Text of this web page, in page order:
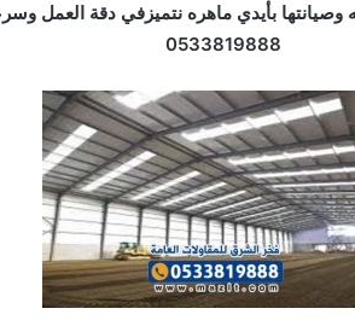
وصيانتها بأيدي ماهره نتميزفي دقة العمل
0533819888